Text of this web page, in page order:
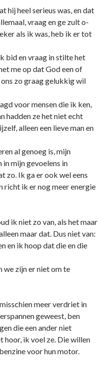
hij heel serieus was, en dat
vraag en ge zult o­
als ik was, heb ik er tot
bid en vraag in stilte het
me op dat God een of
zo graag gelukkig wil
voor mensen die ik ken,
hadden ze het niet echt
alleen een lieve man en
al genoeg is, mijn
in mijn gevoelens in
zo. Ik ga er ook wel eens
richt ik er nog meer energie
ik niet zo van, als het maar
maar dat. Dus niet van:
en ik hoop dat die en die
we zijn er niet om te
meer verdriet in
geweest, ben
die een ander niet
hoor, ik voel ze. Die willen
voor hun motor.